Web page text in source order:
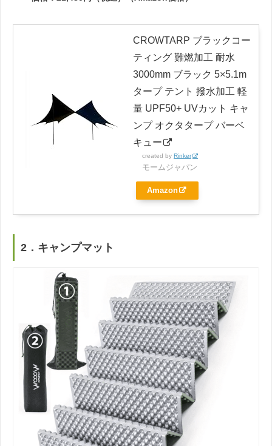
CROWTARP ブラックコー
ティング 難燃加工 耐水
3000mm ブラック 5×5.1m
タープ テント 撥水加工 軽
量 UPF50+ UVカット キャ
ンプ オクタタープ バーベ
キュー
created by Rinker
モームジャパン
Amazon
2．キャンプマット